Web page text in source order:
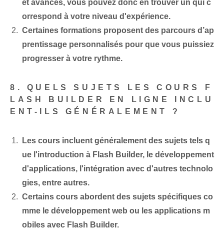
et avancés, vous pouvez donc en trouver un qui c
orrespond à votre niveau d'expérience.
Certaines formations proposent des parcours d’ap
prentissage personnalisés pour que vous puissiez
progresser à votre rythme.
8. QUELS SUJETS LES COURS F
LASH BUILDER EN LIGNE INCLU
ENT-ILS GÉNÉRALEMENT ?
Les cours incluent généralement des sujets tels q
ue l'introduction à Flash Builder, le développement
d'applications, l'intégration avec d'autres technolo
gies, entre autres.
Certains cours abordent des sujets spécifiques co
mme le développement web ou les applications m
obiles avec Flash Builder.